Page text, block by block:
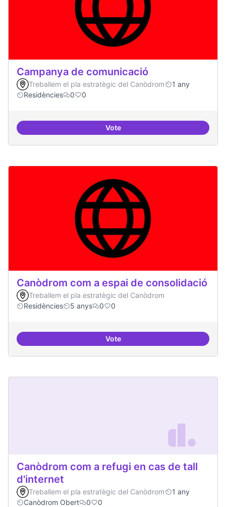
Campanya de comunicació
Treballem el pla estratègic del Canòdrom
1 any
Residències
0 0
VoteCampanya de comunicació
Canòdrom com a espai de consolidació
Treballem el pla estratègic del Canòdrom
Residències
5 anys 0 0
VoteCanòdrom com a espai de
Canòdrom com a refugi en cas de tall
d'internet
Treballem el pla estratègic del Canòdrom
1 any
Canòdrom Obert
0 0